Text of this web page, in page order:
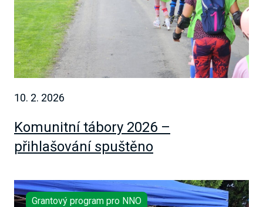
10. 2. 2026
Komunitní tábory 2026 –
přihlašování spuštěno
Grantový program pro NNO